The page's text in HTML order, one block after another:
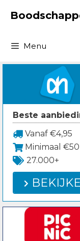
naar
Menu
Beste
Vanaf €4,95
Minimaal €50
27.000+